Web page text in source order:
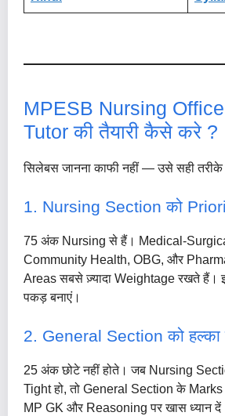
MPESB Nursing
Tutor की तैयारी कैसे करे ?
सिलेबस जानना काफी नहीं — उसे सही
1. Nursing Section को
75 अंक Nursing से हैं। Medical-
Community Health, OBG, और
Areas सबसे ज़्यादा Weightage रखते हैं।
पकड़ बनाएं।
2. General Section को
25 अंक छोटे नहीं होते। जब Nursing
Tight हो, तो General Section के
MP GK और Reasoning पर खास ध्यान